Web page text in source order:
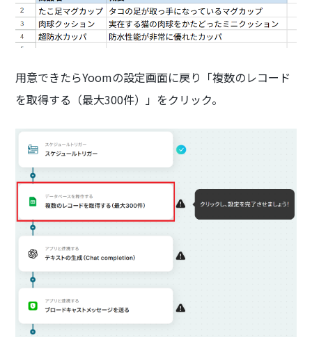
用意できたらYoomの設定画面に戻り「複数のレコード
を取得する（最大300件）」をクリック。